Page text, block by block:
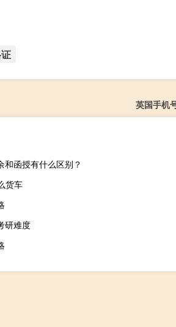
英国手机
和函授有什么区别？
货车
研难度